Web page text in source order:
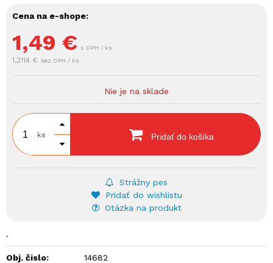
Cena na e-shope:
1,49 € s DPH / ks
1,2114 € bez DPH / ks
Nie je na sklade
ks Pridať do košíka
Strážny pes
Pridať do wishlistu
Otázka na produkt
.
Obj. čislo: 14682